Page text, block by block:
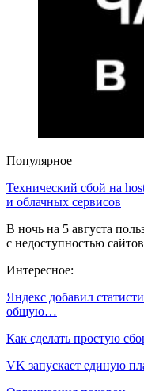
Популярное
Технический сбой на
и облачных сервисов
В ночь на 5 августа
с недоступностью
Интересное:
Яндекс добавил
общую…
Как сделать простую
VK запускает единую